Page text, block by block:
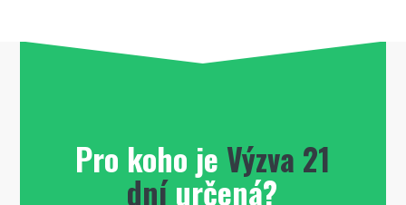
Pro koho je Výzva 21
dníurčená?